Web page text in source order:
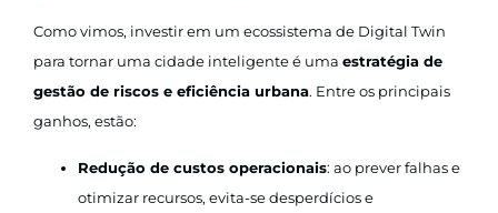
Como vimos, investir em um ecossistema de Digital Twin
para tornar uma cidade inteligente é uma estratégia de
gestão de riscos e eficiência urbana. Entre os principais
ganhos, estão:
Redução de custos operacionais: ao prever falhas e
otimizar recursos, evita-se desperdícios e